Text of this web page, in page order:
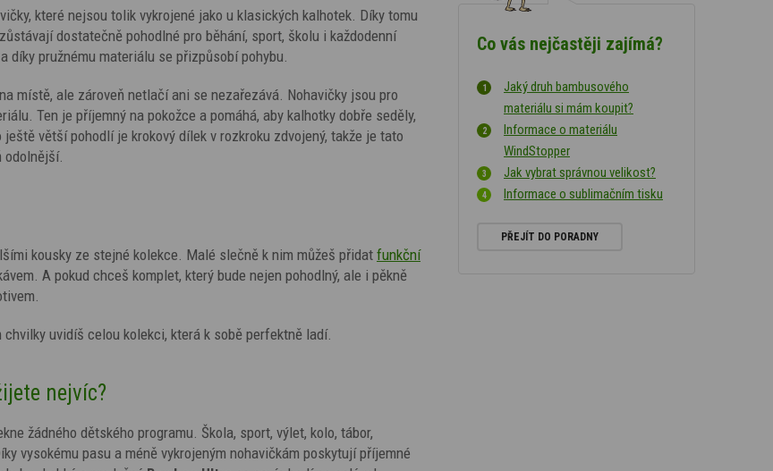
které nejsou tolik vykrojené jako u klasických kalhotek. Díky tomu
dostatečně pohodlné pro běhání, sport, školu i každodenní
díky pružnému materiálu se přizpůsobí pohybu.
místě, ale zároveň netlačí ani se nezařezává. Nohavičky jsou pro
Ten je příjemný na pokožce a pomáhá, aby kalhotky dobře seděly,
větší pohodlí je krokový dílek v rozkroku zdvojený, takže je tato
odolnější.
kousky ze stejné kolekce. Malé slečně k nim můžeš přidat funkční
A pokud chceš komplet, který bude nejen pohodlný, ale i pěkně
chvilky uvidíš celou kolekci, která k sobě perfektně ladí.
nejvíc?
žádného dětského programu. Škola, sport, výlet, kolo, tábor,
vysokému pasu a méně vykrojeným nohavičkám poskytují příjemné
Co vás nejčastěji zajímá?
Jaký druh bambusového
materiálu si mám koupit?
Informace o materiálu
WindStopper
Jak vybrat správnou velikost?
Informace o sublimačním tisku
PŘEJÍT DO PORADNY